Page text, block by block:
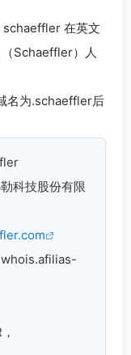
schaeffler 在英文
Schaeffler）人
名为.schaeffler后
科技股份有限
whois.afilias-